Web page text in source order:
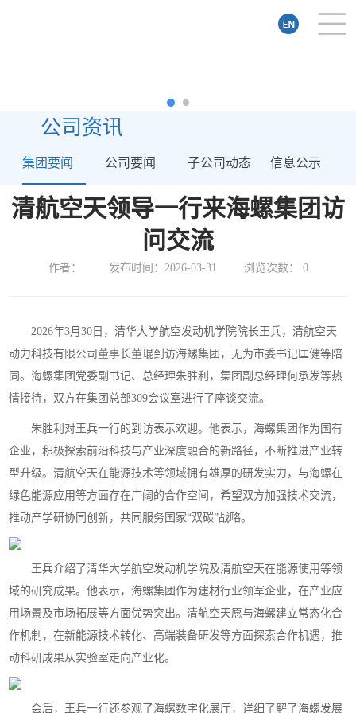
公司资讯
集团要闻 公司要闻 子公司动态 信息公示
清航空天领导一行来海螺集团访
问交流
作者： 发布时间：2026-03-31 浏览次数： 0
2026年3月30日，清华大学航空发动机学院院长王兵，清航空天
动力科技有限公司董事长董琨到访海螺集团，无为市委书记匡健等陪
同。海螺集团党委副书记、总经理朱胜利，集团副总经理何承发等热
情接待，双方在集团总部309会议室进行了座谈交流。
朱胜利对王兵一行的到访表示欢迎。他表示，海螺集团作为国有
企业，积极探索前沿科技与产业深度融合的新路径，不断推进产业转
型升级。清航空天在能源技术等领域拥有雄厚的研发实力，与海螺在
绿色能源应用等方面存在广阔的合作空间，希望双方加强技术交流，
推动产学研协同创新，共同服务国家“双碳”战略。
王兵介绍了清华大学航空发动机学院及清航空天在能源使用等领
域的研究成果。他表示，海螺集团作为建材行业领军企业，在产业应
用场景及市场拓展等方面优势突出。清航空天愿与海螺建立常态化合
作机制，在新能源技术转化、高端装备研发等方面探索合作机遇，推
动科研成果从实验室走向产业化。
会后，王兵一行还参观了海螺数字化展厅，详细了解了海螺发展